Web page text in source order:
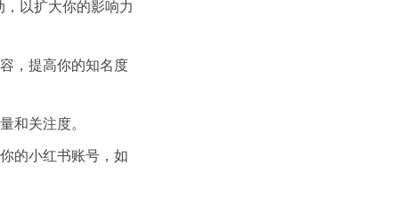
以扩大你的影响力
，提高你的知名度
和关注度。
的小红书账号，如